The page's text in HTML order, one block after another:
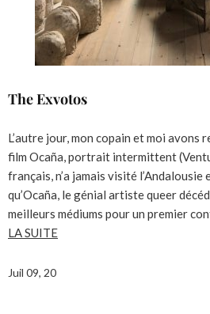
The Exvotos
L’autre jour, mon copain et moi avons
film Ocaña, portrait intermittent
français, n’a jamais visité l’Andalousie
qu’Ocaña, le génial artiste queer
meilleurs médiums pour un premier
LA SUITE
Juil 09, 20